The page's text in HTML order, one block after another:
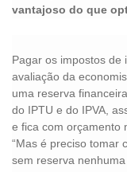
vantajoso do que
Pagar os impostos de
avaliação da
uma reserva
do IPTU e do IPVA,
e fica com orçamento
“Mas é preciso tomar
sem reserva